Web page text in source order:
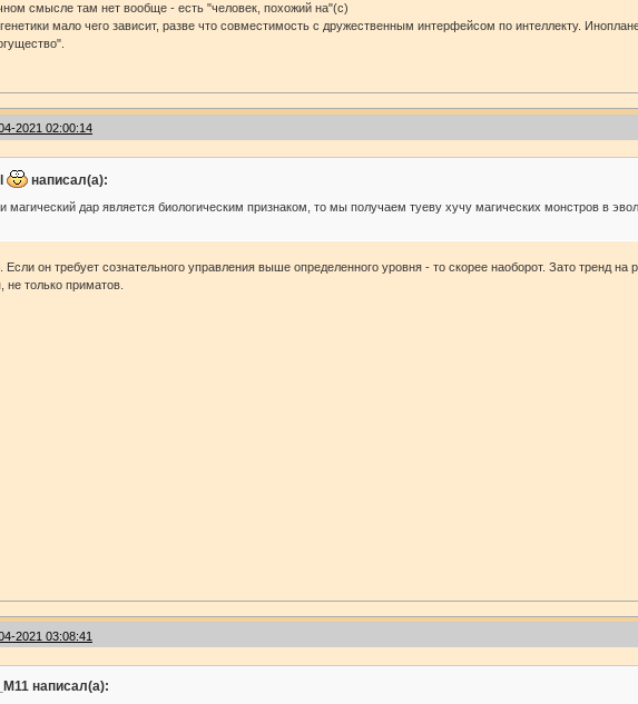
смысле там нет вообще - есть "человек, похожий на"(с)
генетики мало чего зависит, разве что совместимость с дружественным интерфейсом по интеллекту.
2021 02:00:14
написал(а):
магический дар является биологическим признаком, то мы получаем туеву хучу магических монстров в
Если он требует сознательного управления выше определенного уровня - то скорее наоборот. Зато тренд
не только приматов.
2021 03:08:41
написал(а):